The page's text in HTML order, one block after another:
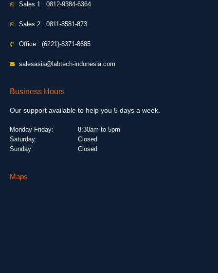
Sales 1 : 0812-9384-6364
Sales 2 : 0811-8581-873
Office : (6221)-8371-8685
salesasia@labtech-indonesia.com
Business Hours
Our support available to help you 5 days a week.
Monday-Friday:
Saturday:
Sunday:
8:30am to 5pm
Closed
Closed
Maps